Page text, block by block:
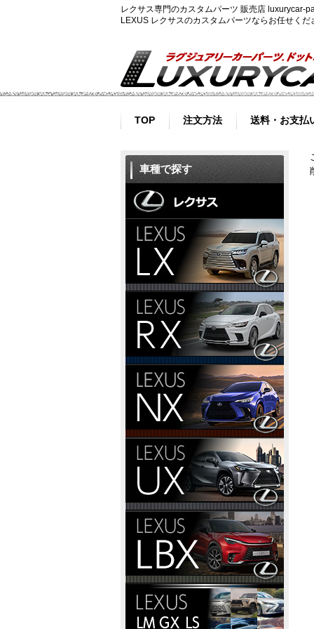
レクサス専門のカスタムパーツ 販売店 luxurycar-
LEXUS レクサスのカスタムパーツならお任せく
TOP 注文方法 送料・お支払
車種で探す